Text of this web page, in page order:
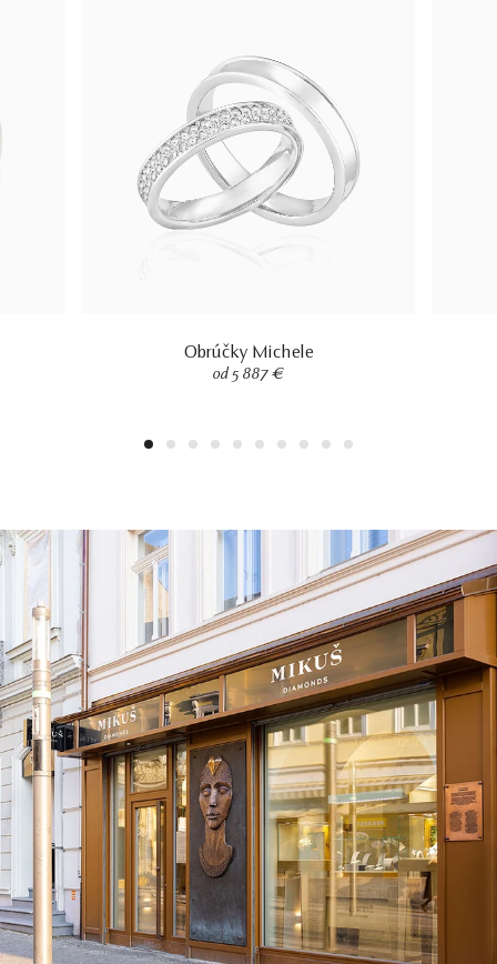
Obrúčky Michele
od 5 887 €
1 2 3 4 5 6 7 8 9 10